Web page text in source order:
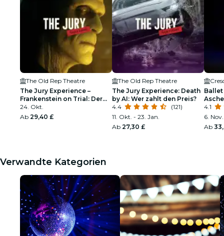
The Old Rep Theatre
The Jury Experience –
Frankenstein on Trial: Der
Mann, der Gott
herausforderte
24. Okt.
Ab 29,40 £
The Old Rep Theatre
The Jury Experience: Death
by AI: Wer zahlt den Preis?
4.4
(121)
11. Okt. - 23. Jan.
Ab 27,30 £
4.1
6.
Ab
Verwandte Kategorien